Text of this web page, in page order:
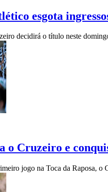
esgota
decidirá o título neste
o Cruzeiro e
jogo na Toca da Raposa,